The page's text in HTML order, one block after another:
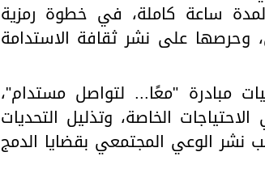
لمدة ساعة كاملة، في خطوة رمزية
وحرصها على نشر ثقافة الاستدامة
في 26 أبريل 2026، فعاليات مبادرة "معًا... لتواصل مستدام"،
الخاصة، وتذليل التحديات
الوعي المجتمعي بقضايا الدمج